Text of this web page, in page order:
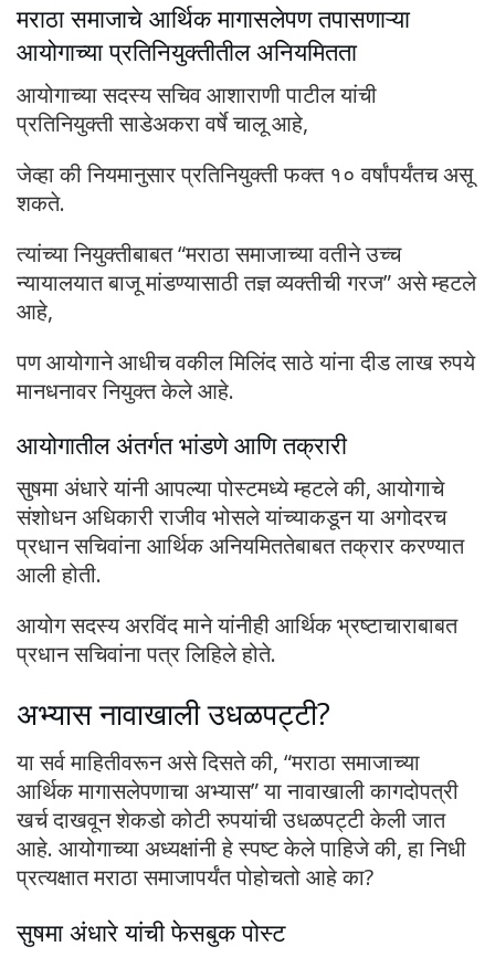
मराठा समाजाचे आर्थिक मागासलेपण तपासणाऱ्या
आयोगाच्या प्रतिनियुक्तीतील अनियमितता
आयोगाच्या सदस्य सचिव आशाराणी पाटील यांची
प्रतिनियुक्ती साडेअकरा वर्षे चालू आहे,
जेव्हा की नियमानुसार प्रतिनियुक्ती फक्त १० वर्षांपर्यंतच असू
शकते.
त्यांच्या नियुक्तीबाबत “मराठा समाजाच्या वतीने उच्च
न्यायालयात बाजू मांडण्यासाठी तज्ञ व्यक्तीची गरज” असे म्हटले
आहे,
पण आयोगाने आधीच वकील मिलिंद साठे यांना दीड लाख रुपये
मानधनावर नियुक्त केले आहे.
आयोगातील अंतर्गत भांडणे आणि तक्रारी
सुषमा अंधारे यांनी आपल्या पोस्टमध्ये म्हटले की, आयोगाचे
संशोधन अधिकारी राजीव भोसले यांच्याकडून या अगोदरच
प्रधान सचिवांना आर्थिक अनियमिततेबाबत तक्रार करण्यात
आली होती.
आयोग सदस्य अरविंद माने यांनीही आर्थिक भ्रष्टाचाराबाबत
प्रधान सचिवांना पत्र लिहिले होते.
अभ्यास नावाखाली उधळपट्टी?
या सर्व माहितीवरून असे दिसते की, “मराठा समाजाच्या
आर्थिक मागासलेपणाचा अभ्यास” या नावाखाली कागदोपत्री
खर्च दाखवून शेकडो कोटी रुपयांची उधळपट्टी केली जात
आहे. आयोगाच्या अध्यक्षांनी हे स्पष्ट केले पाहिजे की, हा निधी
प्रत्यक्षात मराठा समाजापर्यंत पोहोचतो आहे का?
सुषमा अंधारे यांची फेसबुक पोस्ट